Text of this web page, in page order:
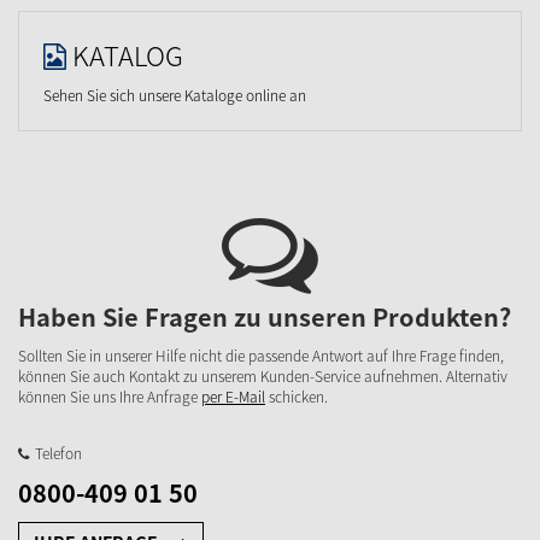
KATALOG
Sehen Sie sich unsere Kataloge online an
Haben Sie Fragen zu unseren Produkten?
Sollten Sie in unserer Hilfe nicht die passende Antwort auf Ihre Frage finden,
können Sie auch Kontakt zu unserem Kunden-Service aufnehmen. Alternativ
können Sie uns Ihre Anfrage per E-Mailschicken.
Telefon
0800-409 01 50